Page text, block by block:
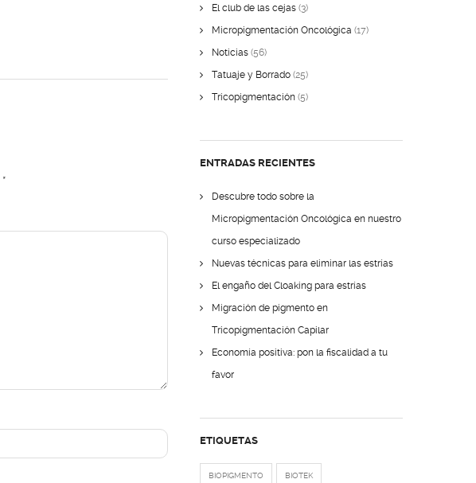
*
El club de las cejas (3)
Micropigmentación Oncológica (17)
Noticias (56)
Tatuaje y Borrado (25)
Tricopigmentación (5)
ENTRADAS RECIENTES
Descubre todo sobre la
Micropigmentación Oncológica en nuestro
curso especializado
Nuevas técnicas para eliminar las estrías
El engaño del Cloaking para estrías
Migración de pigmento en
Tricopigmentación Capilar
Economía positiva: pon la fiscalidad a tu
favor
ETIQUETAS
BIOPIGMENTO BIOTEK